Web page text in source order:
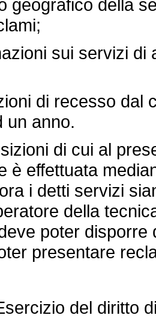
della
sui servizi di
di recesso dal
un anno.
di cui al
è effettuata
i detti servizi
della
poter
presentare
del diritto